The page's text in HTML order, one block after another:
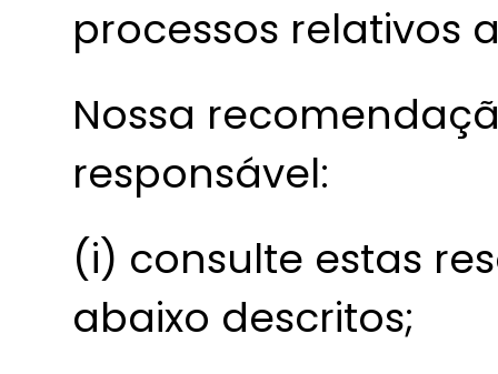
processos relativos a
Nossa
responsável:
(i) consulte estas
abaixo descritos;